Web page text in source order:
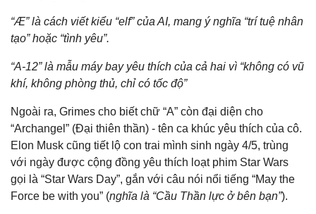
“Æ” là cách viết kiểu “elf” của AI, mang ý nghĩa “trí tuệ nhân
tạo” hoặc “tình yêu”.
“A-12” là mẫu máy bay yêu thích của cả hai vì “không có vũ
khí, không phòng thủ, chỉ có tốc độ”
Ngoài ra, Grimes cho biết chữ “A” còn đại diện cho
“Archangel” (Đại thiên thần) - tên ca khúc yêu thích của cô.
Elon Musk cũng tiết lộ con trai mình sinh ngày 4/5, trùng
với ngày được cộng đồng yêu thích loạt phim Star Wars
gọi là “Star Wars Day”, gắn với câu nói nổi tiếng “May the
Force be with you” (nghĩa là “Cầu Thần lực ở bên bạn”).